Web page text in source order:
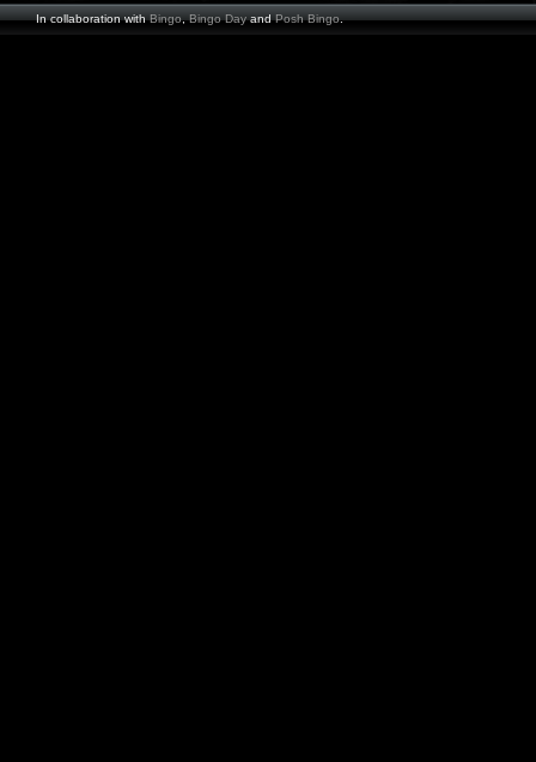
In collaboration withBingo,Bingo DayandPosh Bingo.